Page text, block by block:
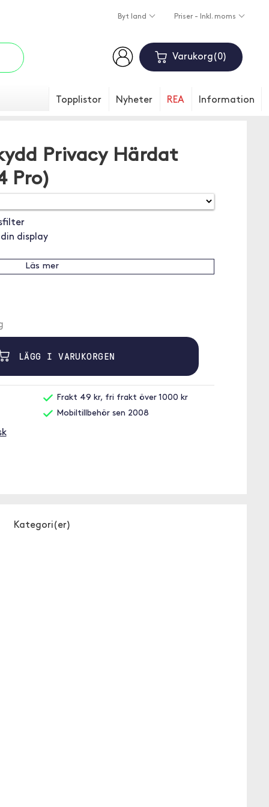
Byt land Priser - Inkl. moms
Varukorg 0
Topplistor Nyheter REA Information
Privacy Härdat
Pro)
display
Läs mer
LÄGG I VARUKORGEN
Frakt 49 kr, fri frakt över 1000 kr
Mobiltillbehör sen 2008
Kategori(er)